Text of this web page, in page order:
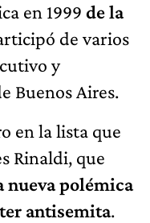
en 1999 de la
de varios
y
Buenos Aires.
en la lista que
Rinaldi, que
nueva polémica
antisemita.